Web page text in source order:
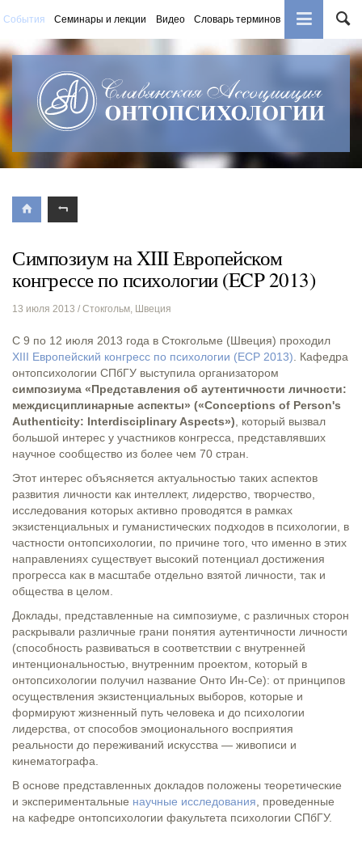
События Семинары и лекции Видео Словарь терминов Книги
Симпозиум на XIII Европейском
конгрессе по психологии (ECP 2013)
13 июля 2013 / Стокгольм, Швеция
С 9 по 12 июля 2013 года в Стокгольме (Швеция) проходил
XIII Европейский конгресс по психологии (ECP 2013). Кафедра
онтопсихологии СПбГУ выступила организатором
симпозиума «Представления об аутентичности личности:
междисциплинарные аспекты» («Conceptions of Person's
Authenticity: Interdisciplinary Aspects»), который вызвал
большой интерес у участников конгресса, представлявших
научное сообщество из более чем 70 стран.
Этот интерес объясняется актуальностью таких аспектов
развития личности как интеллект, лидерство, творчество,
исследования которых активно проводятся в рамках
экзистенциальных и гуманистических подходов в психологии, в
частности онтопсихологии, по причине того, что именно в этих
направлениях существует высокий потенциал достижения
прогресса как в масштабе отдельно взятой личности, так и
общества в целом.
Доклады, представленные на симпозиуме, с различных сторон
раскрывали различные грани понятия аутентичности личности
(способность развиваться в соответствии с внутренней
интенциональностью, внутренним проектом, который в
онтопсихологии получил название Онто Ин-Се): от принципов
осуществления экзистенциальных выборов, которые и
формируют жизненный путь человека и до психологии
лидерства, от способов эмоционального восприятия
реальности до переживаний искусства — живописи и
кинематографа.
В основе представленных докладов положены теоретические
и экспериментальные научные исследования, проведенные
на кафедре онтопсихологии факультета психологии СПбГУ.